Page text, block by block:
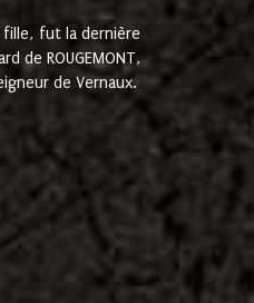
fille, fut la dernière
de ROUGEMONT,
de Vernaux.